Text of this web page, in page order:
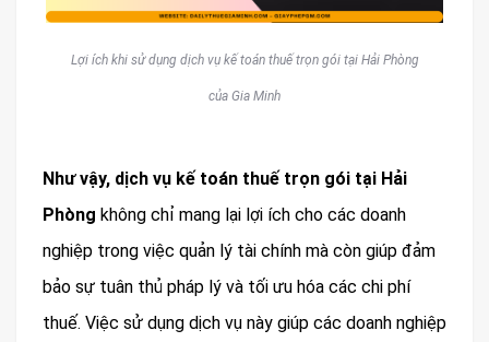
Lợi ích khi sử dụng dịch vụ kế toán thuế trọn gói tại Hải Phòng
của Gia Minh
Như vậy, dịch vụ kế toán thuế trọn gói tại Hải
Phòng không chỉ mang lại lợi ích cho các doanh
nghiệp trong việc quản lý tài chính mà còn giúp đảm
bảo sự tuân thủ pháp lý và tối ưu hóa các chi phí
thuế. Việc sử dụng dịch vụ này giúp các doanh nghiệp